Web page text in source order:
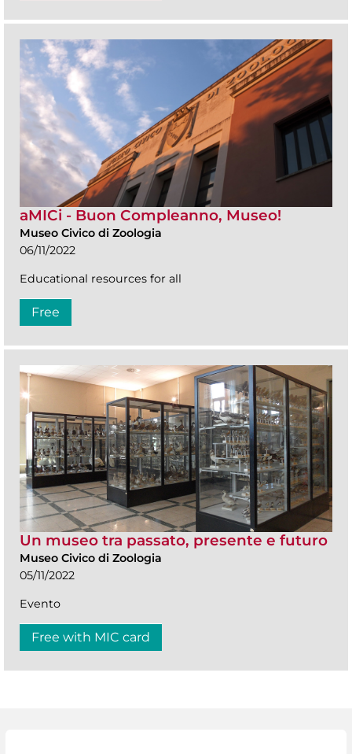
aMICi - Buon Compleanno, Museo!
Museo Civico di Zoologia
06/11/2022
Educational resources for all
Free
Un museo tra passato, presente e futuro
Museo Civico di Zoologia
05/11/2022
Evento
Free with MIC card